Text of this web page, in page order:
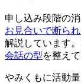
申し込み段階の
お見合いで断ら
解説しています
会話の型を整え
やみくもに活動